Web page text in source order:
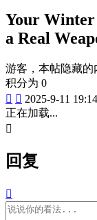
Your Winter
a Real
游客，本帖隐藏的
积分为 0
  2025-9-11
正在加载...

回复
